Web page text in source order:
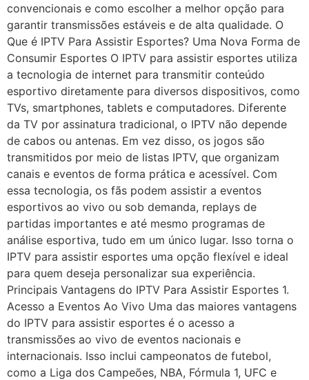
convencionais e como escolher a melhor opção para
garantir transmissões estáveis e de alta qualidade. O
Que é IPTV Para Assistir Esportes? Uma Nova Forma de
Consumir Esportes O IPTV para assistir esportes utiliza
a tecnologia de internet para transmitir conteúdo
esportivo diretamente para diversos dispositivos, como
TVs, smartphones, tablets e computadores. Diferente
da TV por assinatura tradicional, o IPTV não depende
de cabos ou antenas. Em vez disso, os jogos são
transmitidos por meio de listas IPTV, que organizam
canais e eventos de forma prática e acessível. Com
essa tecnologia, os fãs podem assistir a eventos
esportivos ao vivo ou sob demanda, replays de
partidas importantes e até mesmo programas de
análise esportiva, tudo em um único lugar. Isso torna o
IPTV para assistir esportes uma opção flexível e ideal
para quem deseja personalizar sua experiência.
Principais Vantagens do IPTV Para Assistir Esportes 1.
Acesso a Eventos Ao Vivo Uma das maiores vantagens
do IPTV para assistir esportes é o acesso a
transmissões ao vivo de eventos nacionais e
internacionais. Isso inclui campeonatos de futebol,
como a Liga dos Campeões, NBA, Fórmula 1, UFC e